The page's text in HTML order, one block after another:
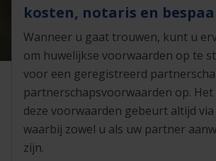
kosten, notaris en
Wanneer u gaat trouwen, kunt u
om huwelijkse voorwaarden op te
voor een geregistreerd
partnerschapsvoorwaarden op.
deze voorwaarden gebeurt altijd
waarbij zowel u als uw partner
zijn.